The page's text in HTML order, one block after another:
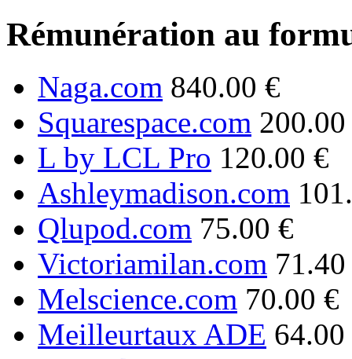
Rémunération au
Naga.com 840.00 €
Squarespace.com
L by LCL Pro 120.00 €
Ashleymadison.com
Qlupod.com 75.00 €
Victoriamilan.com
Melscience.com 70.00 €
Meilleurtaux ADE 64.00